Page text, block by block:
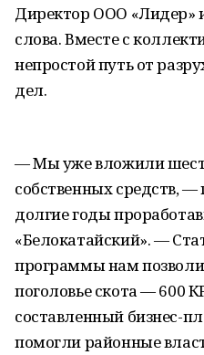
Директор ООО «Лидер»
слова. Вместе с
непростой путь от
дел.
— Мы уже вложили
собственных средств, —
долгие годы
«Белокатайский». —
программы нам
поголовье скота — 600
составленный бизнес-
помогли районные